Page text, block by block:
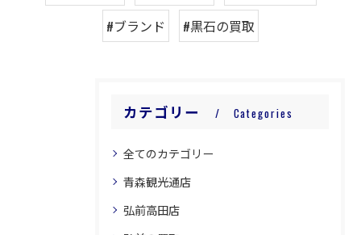
#ブランド
#黒石の買取
カテゴリー Categories
全てのカテゴリー
青森観光通店
弘前高田店